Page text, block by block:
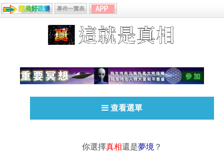
事件一覽表
查看選單
你選擇真相還是夢境 ？